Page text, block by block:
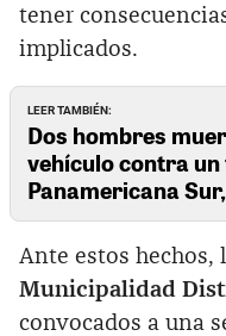
tener
implicados.
LEER TAMBIÉN:
Dos hombres
vehículo contra un
Panamericana
Ante estos hechos,
Municipalidad
convocados a una